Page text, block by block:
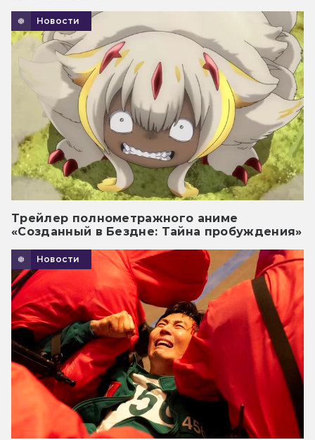
Новости
Трейлер полнометражного аниме
«Созданный в Бездне: Тайна пробуждения»
Новости